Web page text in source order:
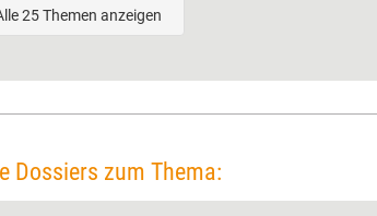
25 Themen anzeigen
Dossiers zum Thema: